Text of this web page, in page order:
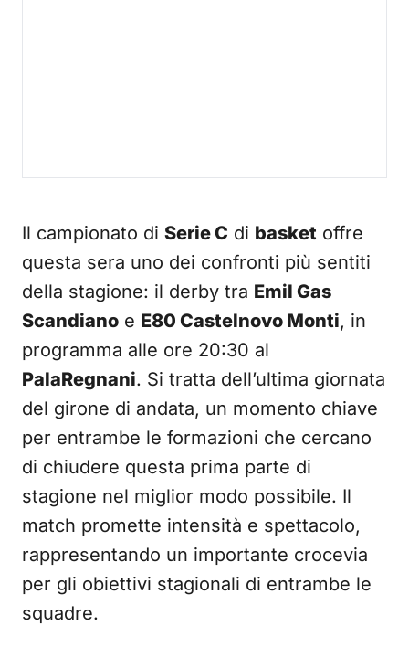
Il campionato di Serie C di basket offre
questa sera uno dei confronti più sentiti
della stagione: il derby tra Emil Gas
Scandiano e E80 Castelnovo Monti, in
programma alle ore 20:30 al
PalaRegnani. Si tratta dell’ultima giornata
del girone di andata, un momento chiave
per entrambe le formazioni che cercano
di chiudere questa prima parte di
stagione nel miglior modo possibile. Il
match promette intensità e spettacolo,
rappresentando un importante crocevia
per gli obiettivi stagionali di entrambe le
squadre.